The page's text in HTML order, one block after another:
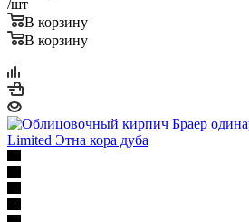
/шт
В корзину
В корзину